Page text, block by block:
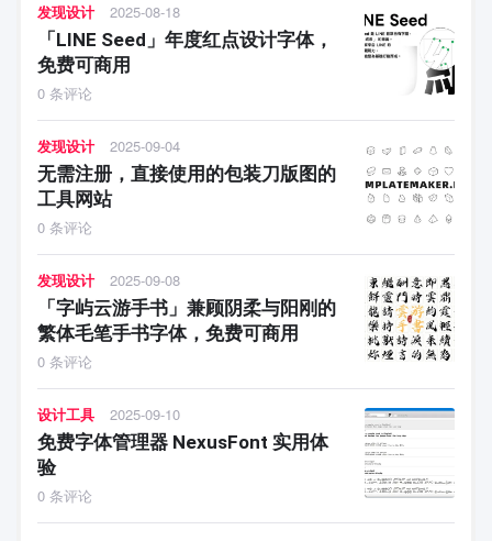
发现设计 2025-08-18
「LINE Seed」年度红点设计字体，
免费可商用
0 条评论
发现设计 2025-09-04
无需注册，直接使用的包装刀版图的
工具网站
0 条评论
发现设计 2025-09-08
「字屿云游手书」兼顾阴柔与阳刚的
繁体毛笔手书字体，免费可商用
0 条评论
设计工具 2025-09-10
免费字体管理器 NexusFont 实用体
验
0 条评论